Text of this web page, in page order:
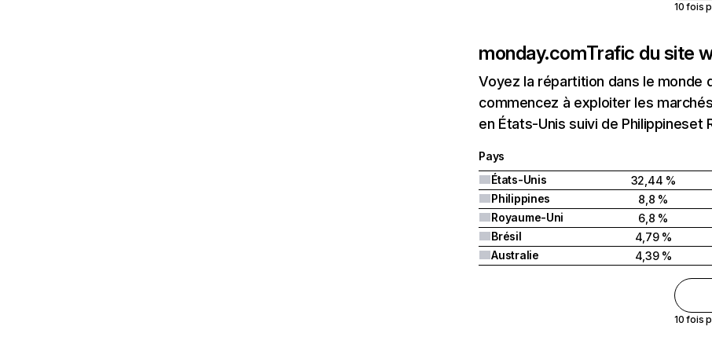
10 fois
monday.comTrafic du site
Voyez la répartition dans le
commencez à exploiter les
en États-Unis suivi de Philippineset
Pays
États-Unis
32,44 %
Philippines
8,8 %
Royaume-Uni
6,8 %
Brésil
4,79 %
Australie
4,39 %
10 fois